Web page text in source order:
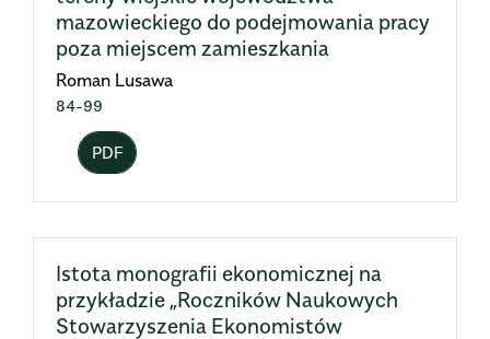
mazowieckiego do podejmowania pracy
poza miejscem zamieszkania
Roman Lusawa
84-99
PDF
Istota monografii ekonomicznej na
przykładzie „Roczników Naukowych
Stowarzyszenia Ekonomistów